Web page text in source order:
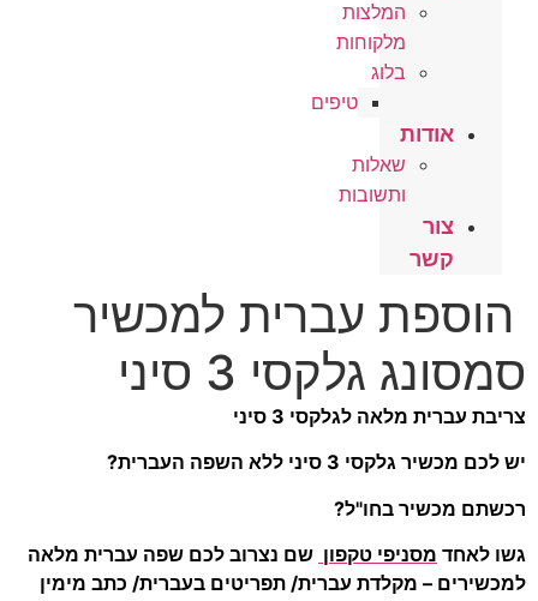
המלצות
מלקוחות
בלוג
טיפים
אודות
שאלות
ותשובות
צור
קשר
הוספת עברית למכשיר
סמסונג גלקסי 3 סיני
צריבת עברית מלאה לגלקסי 3 סיני
יש לכם מכשיר גלקסי 3 סיני ללא השפה העברית?
רכשתם מכשיר בחו"ל?
גשו לאחדמסניפי טקפוןשם נצרוב לכם שפה עברית מלאה
למכשירים – מקלדת עברית/ תפריטים בעברית/ כתב מימין